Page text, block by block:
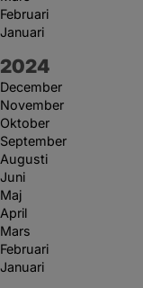
Februari
Januari
År:
2024
December
November
Oktober
September
Augusti
Juni
Maj
April
Mars
Februari
Januari